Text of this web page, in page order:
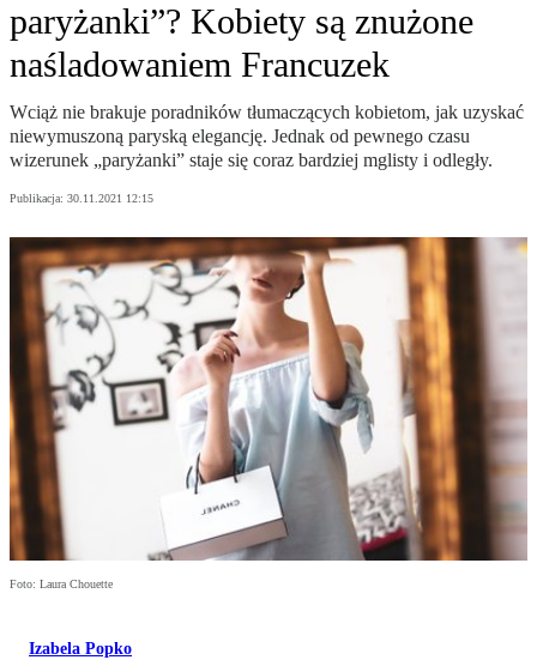
paryżanki”? Kobiety są znużone
naśladowaniem Francuzek
Wciąż nie brakuje poradników tłumaczących kobietom, jak uzyskać
niewymuszoną paryską elegancję. Jednak od pewnego czasu
wizerunek „paryżanki” staje się coraz bardziej mglisty i odległy.
Publikacja: 30.11.2021 12:15
Foto: Laura Chouette
Izabela Popko